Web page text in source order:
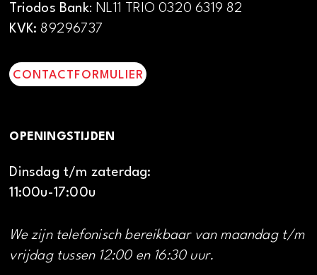
Triodos Bank: NL11 TRIO 0320 6319 82
KVK: 89296737
CONTACTFORMULIER
OPENINGSTIJDEN
Dinsdag t/m zaterdag:
11:00u-17:00u
We zijn telefonisch bereikbaar van maandag t/m
vrijdag tussen 12:00 en 16:30 uur.